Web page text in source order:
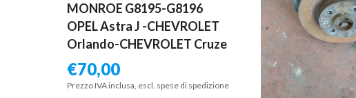
MONROE G8195-G8196
OPEL Astra J -CHEVROLET
Orlando-CHEVROLET Cruze
€70,00
Prezzo IVA inclusa, escl. spese di spedizione